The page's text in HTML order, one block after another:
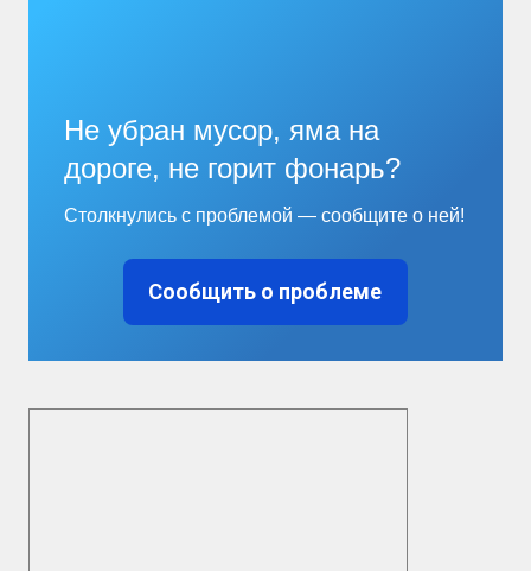
Не убран мусор, яма на
дороге, не горит фонарь?
Столкнулись с проблемой — сообщите о ней!
Сообщить о проблеме